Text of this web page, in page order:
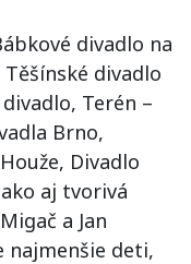
divadlo na
divadlo
Terén –
Brno,
Divadlo
aj tvorivá
a Jan
najmenšie deti,